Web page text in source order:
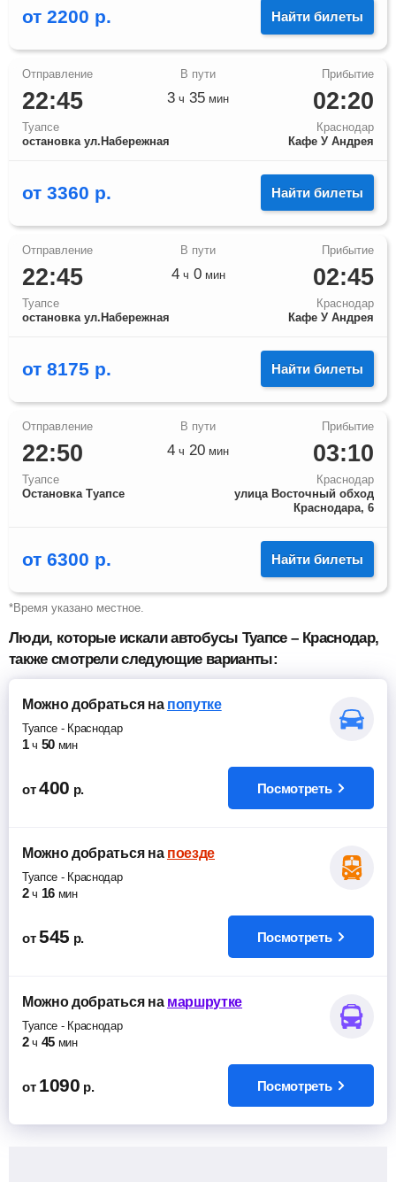
от 2200 р. Найти билеты
22:45
Туапсе
остановка ул.Набережная
02:20
Краснодар
Кафе У Андрея
3 ч 35 мин
от 3360 р. Найти билеты
22:45
Туапсе
остановка ул.Набережная
02:45
Краснодар
Кафе У Андрея
4ч 0мин
от 8175 р. Найти билеты
22:50
Туапсе
Остановка Туапсе
03:10
Краснодар
улица Восточный обход
Краснодара, 6
4 ч 20 мин
от 6300 р. Найти билеты
*Время указано местное.
Люди, которые искали автобусы Туапсе – Краснодар,
также смотрели следующие варианты:
Можно добратьсяна попутке
Туапсе - Краснодар
1 ч 50 мин
от 400 р. Посмотреть
Можно добратьсяна поезде
Туапсе - Краснодар
2 ч 16 мин
от 545 р. Посмотреть
Можно добратьсяна маршрутке
Туапсе - Краснодар
2 ч 45 мин
от 1090 р. Посмотреть